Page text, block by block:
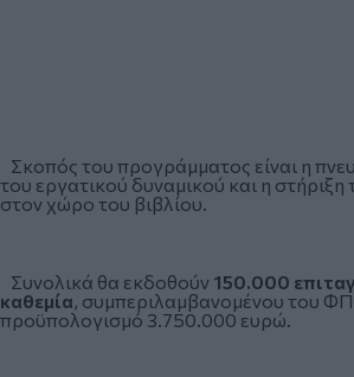
Σκοπός του προγράμματος είναι η
του εργατικού δυναμικού και η στήριξη
στον χώρο του βιβλίου.
Συνολικά θα εκδοθούν 150.000
καθεμία, συμπεριλαμβανομένου του
προϋπολογισμό 3.750.000 ευρώ.